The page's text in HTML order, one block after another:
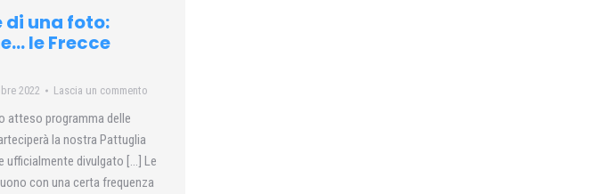
di una foto:
le Frecce
2022 Lascia un commento
atteso programma delle
la nostra Pattuglia
ufficialmente divulgato […] Le
con una certa frequenza